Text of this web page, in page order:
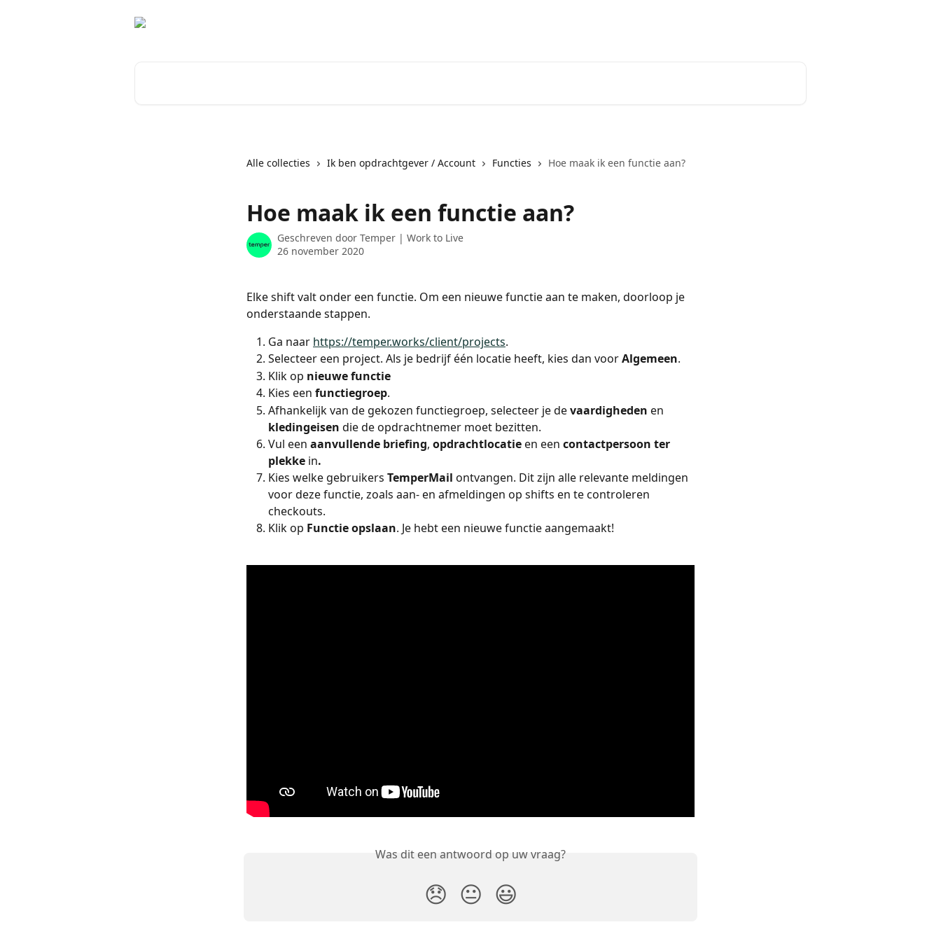
Alle collecties Ik ben opdrachtgever / Account Functies Hoe maak ik een functie aan?
Hoe maak ik een functie aan?
Geschreven door Temper | Work to Live
26 november 2020
Elke shift valt onder een functie. Om een nieuwe functie aan te maken, doorloop je
onderstaande stappen.
Ga naar https://temper.works/client/projects.
Selecteer een project. Als je bedrijf één locatie heeft, kies dan voor Algemeen.
Klik op nieuwe functie
Kies een functiegroep.
Afhankelijk van de gekozen functiegroep, selecteer je de vaardigheden en
kledingeisen die de opdrachtnemer moet bezitten.
Vul een aanvullende briefing, opdrachtlocatie en een contactpersoon ter
plekke in.
Kies welke gebruikers TemperMail ontvangen. Dit zijn alle relevante meldingen
voor deze functie, zoals aan- en afmeldingen op shifts en te controleren
checkouts.
Klik op Functie opslaan. Je hebt een nieuwe functie aangemaakt!
Was dit een antwoord op uw vraag?
😞 😐 😃